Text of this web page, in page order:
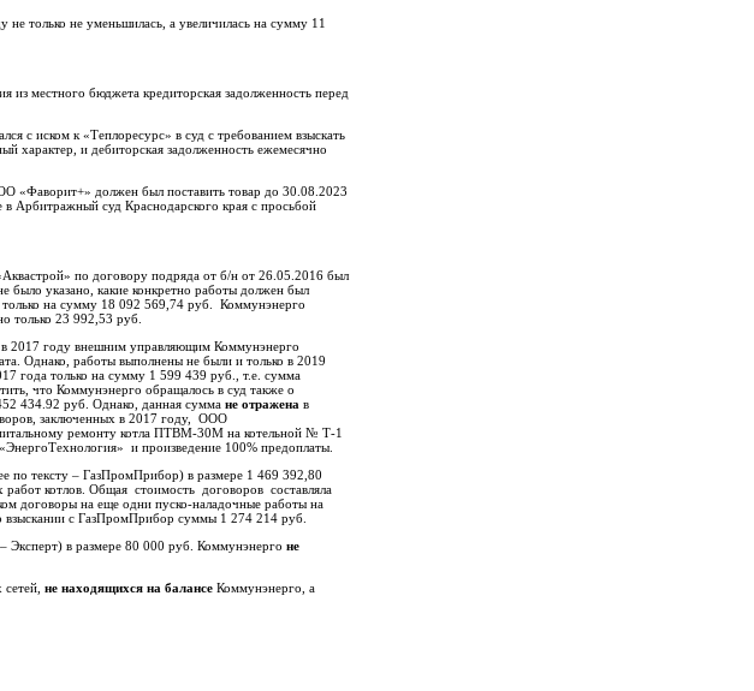
только не уменьшилась, а увеличилась на сумму 11
из местного бюджета кредиторская задолженность перед
с иском к «Теплоресурс» в суд с требованием взыскать
характер, и дебиторская задолженность ежемесячно
«Фаворит+» должен был поставить товар до 30.08.2023
в Арбитражный суд Краснодарского края с просьбой
по договору подряда от б/н от 26.05.2016 был
указано, какие конкретно работы должен был
на сумму 18 092 569,74 руб. Коммунэнерго
только 23 992,53 руб.
в 2017 году внешним управляющим Коммунэнерго
Однако, работы выполнены не были и только в 2019
года только на сумму 1 599 439 руб., т.е. сумма
что Коммунэнерго обращалось в суд также о
434.92 руб. Однако, данная сумма не отражена в
заключенных в 2017 году, ООО
ремонту котла ПТВМ-30М на котельной № Т-1
и произведение 100% предоплаты.
по тексту – ГазПромПрибор) в размере 1 469 392,80
котлов. Общая стоимость договоров составляла
договоры на еще одни пуско-наладочные работы на
взыскании с ГазПромПрибор суммы 1 274 214 руб.
Эксперт) в размере 80 000 руб. Коммунэнерго не
не находящихся на балансе Коммунэнерго, а